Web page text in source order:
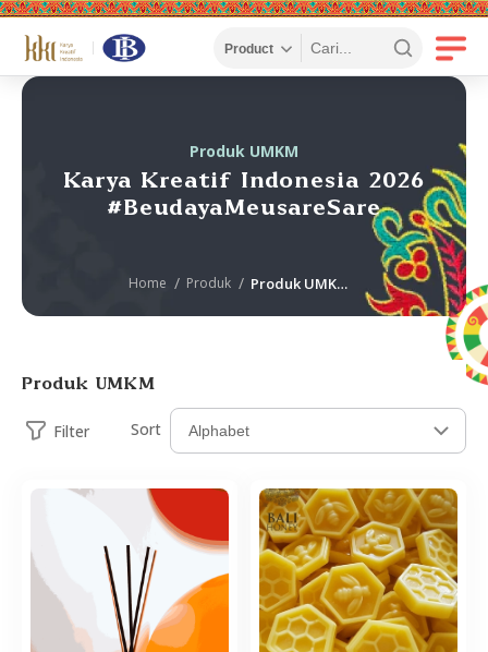
Produk UMKM
Karya Kreatif Indonesia 2026
#BeudayaMeusareSare
Home Produk Produk UMKM KKI
Produk UMKM
Filter Sort